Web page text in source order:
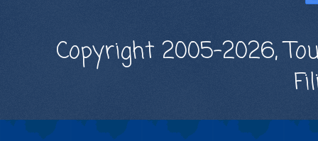
Copyright 2005-2026,